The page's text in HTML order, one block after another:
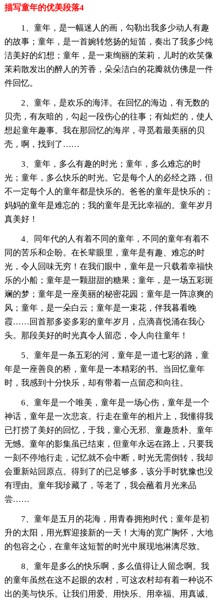
描写童年的优美段落4
1、童年，是一幅迷人的画，勾勒出我多少动人有趣
的故事；童年，是一首婉转悠扬的短笛，奏出了我多少纯
洁美好的幻想；童年，是一束绚丽的茉莉，儿时的欢笑像
茉莉散发出的醉人的芳香，朵朵洁白的花瓣就仿佛是一件
件回忆。
2、童年，是欢乐的海洋。在回忆的海边，有无数的
贝壳，有灰暗的，勾起一段伤心的往事；有灿烂的，使人
想起童年趣事。我在那回忆的海岸，寻觅着最美丽的贝
壳，啊，找到了……
3、童年，多么有趣的时光；童年，多么难忘的时
光；童年，多么快乐的时光。它是每个人的必经之路，但
不一定每个人的童年都是快乐的。爸爸的童年是快乐的；
妈妈的童年是难忘的；我的童年是无比幸福的。童年岁月
真美好！
4、同年代的人有着不同的童年，不同的童年有着不
同的苦乐和企盼。在长辈眼里，童年是有趣、难忘的时
光，令人回味无穷！在我们眼中，童年是一只载着幸福快
乐的小船；童年是一颗甜甜的糖果；童年，是一场五彩斑
斓的梦；童年是一座美丽的秘密花园；童年是一阵凉爽的
风；童年，是一朵白云；童年是一束花，伴我暮看晚
霞……回首那多姿多彩的童年岁月，点滴喜悦涌在我心
头。那段美好的时光真令人留恋，令人向往童年！
5、童年是一条五彩的河，童年是一道七彩的路，童
年是一座善良的桥，童年是一本精彩的书。当回忆童年
时，我感到十分快乐，却有带着一点留恋和向往。
6、童年是一个唯美，童年是一场心伤，童年是一个
神话，童年是一次悲哀。行走在童年的相片上，我懂得我
已打捞了美好的回忆，于我，童心无邪、童趣质朴、童年
无憾。童年的影集虽已结束，但童年永远在路上，只要我
一刻不停地行走，记忆就不会中断，时光无需倒转，我却
会重新站回原点。得到了的已足够多，该分手时犹豫也没
有理由。童年我珍藏了，等老了，我会蘸着月光来品
尝……
7、童年是五月的花海，用青春拥抱时代；童年是初
升的太阳，用光辉迎接新的一天！大海的宽广胸怀，大地
的包容之心，在童年这短暂的时光中展现地淋漓尽致。
8、童年是多么的快乐啊，多么值得让人留念啊。我
的童年虽然在这不起眼的农村，可这农村却有着一种说不
出的美与快乐。让我们用爱、用快乐、用幸福、用真诚、